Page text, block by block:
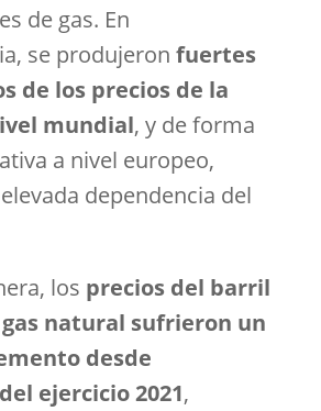
de gas. En
se produjeron fuertes
de los precios de la
mundial, y de forma
a nivel europeo,
dependencia del
los precios del barril
natural sufrieron un
desde
ejercicio 2021,